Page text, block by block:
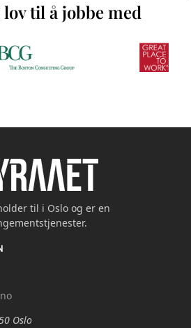
lov til å jobbe med
til i Oslo og er en
Oslo